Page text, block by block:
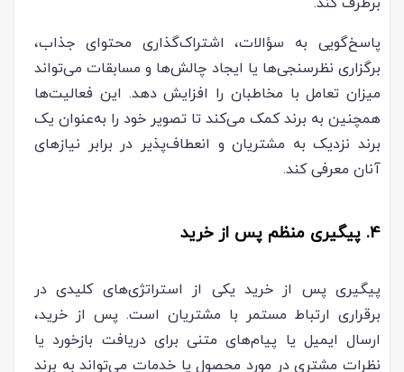
پاسخ‌گویی به سؤالات، اشتراک‌گذاری محتوای جذاب،
برگزاری نظرسنجی‌ها یا ایجاد چالش‌ها و مسابقات می‌تواند
میزان تعامل با مخاطبان را افزایش دهد. این فعالیت‌ها
همچنین به برند کمک می‌کند تا تصویر خود را به‌عنوان یک
برند نزدیک به مشتریان و انعطاف‌پذیر در برابر نیازهای
آنان معرفی کند.
4. پیگیری منظم پس از خرید
پیگیری پس از خرید یکی از استراتژی‌های کلیدی در
برقراری ارتباط مستمر با مشتریان است. پس از خرید،
ارسال ایمیل یا پیام‌های متنی برای دریافت بازخورد یا
نظرات مشتری در مورد محصول یا خدمات می‌تواند به برند